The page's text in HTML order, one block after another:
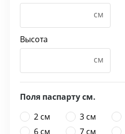
Высота
Поля паспарту см.
2 см
3 см
6 см
7 см